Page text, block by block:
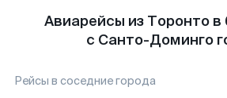
Авиарейсы из Торонто
с Санто-Доминго
Рейсы в соседние города